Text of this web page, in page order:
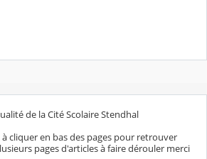
de la Cité Scolaire Stendhal
cliquer en bas des pages pour retrouver
pages d'articles à faire dérouler merci